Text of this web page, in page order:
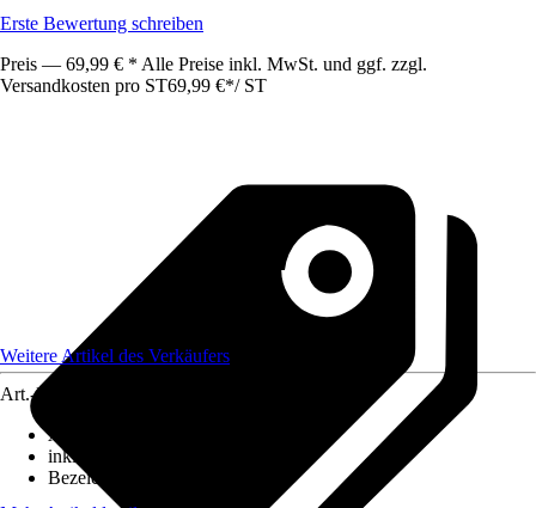
Erste Bewertung schreiben
Preis — 69,99 € * Alle Preise inkl. MwSt. und ggf. zzgl.
Versandkosten pro ST69,99 €*/ ST
Weitere Artikel des Verkäufers
Art.-Nr.
Ausführung
inklusive Leuchtmittel
Bezeichnung Fassung